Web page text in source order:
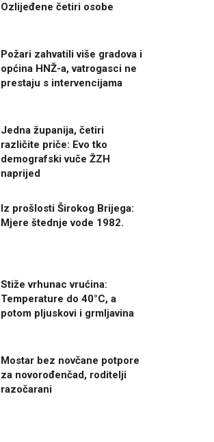
Ozlijeđene četiri osobe
Požari zahvatili više gradova i
općina HNŽ-a, vatrogasci ne
prestaju s intervencijama
Jedna županija, četiri
različite priče: Evo tko
demografski vuče ŽZH
naprijed
Iz prošlosti Širokog Brijega:
Mjere štednje vode 1982.
Stiže vrhunac vrućina:
Temperature do 40°C, a
potom pljuskovi i grmljavina
Mostar bez novčane potpore
za novorođenčad, roditelji
razočarani